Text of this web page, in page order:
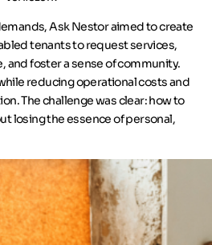
Ask Nestor aimed to create
tenants to request services,
and foster a sense of community.
reducing operational costs and
The challenge was clear: how to
losing the essence of personal,